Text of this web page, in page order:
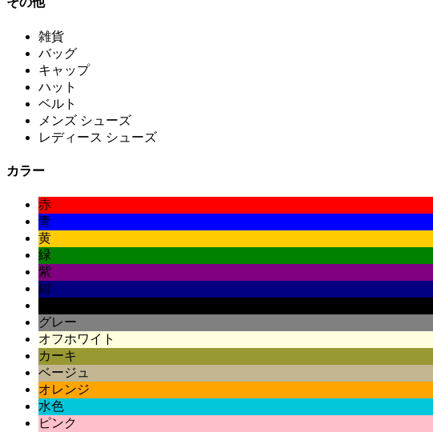
雑貨
バッグ
キャップ
ハット
ベルト
メンズ シューズ
レディース シューズ
カラー
赤
青
黄
緑
紫
紺
グレー
オフホワイト
カーキ
ベージュ
オレンジ
水色
ピンク